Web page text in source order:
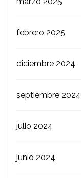
febrero 2025
diciembre 2024
septiembre 2024
julio 2024
junio 2024